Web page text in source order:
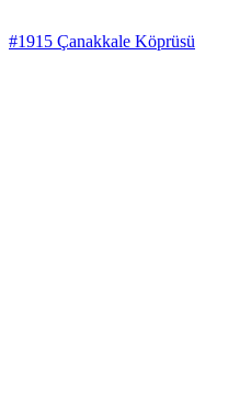
#1915 Çanakkale Köprüsü